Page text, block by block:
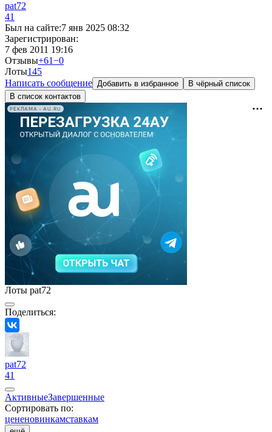
pat72
41
Был на сайте:7 янв 2025 08:32
Зарегистрирован:
7 фев 2011 19:16
Отзывы+61−0
Лоты145
Написать сообщение Добавить в избранное
В чёрный список
В список контактов
РЕКЛАМА • AU.RU
Лоты pat72
Поделиться:
pat72
41
АктивныеЗавершенные
Сортировать по:
цененовинкамставкам